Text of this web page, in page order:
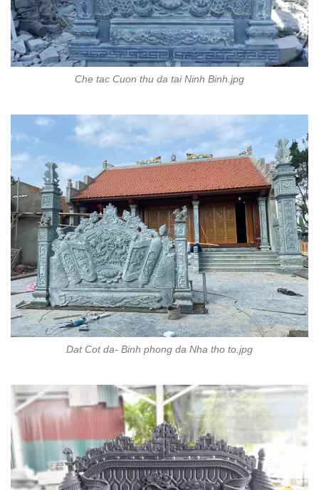
Che tac Cuon thu da tai Ninh Binh.jpg
Dat Cot da- Binh phong da Nha tho to.jpg